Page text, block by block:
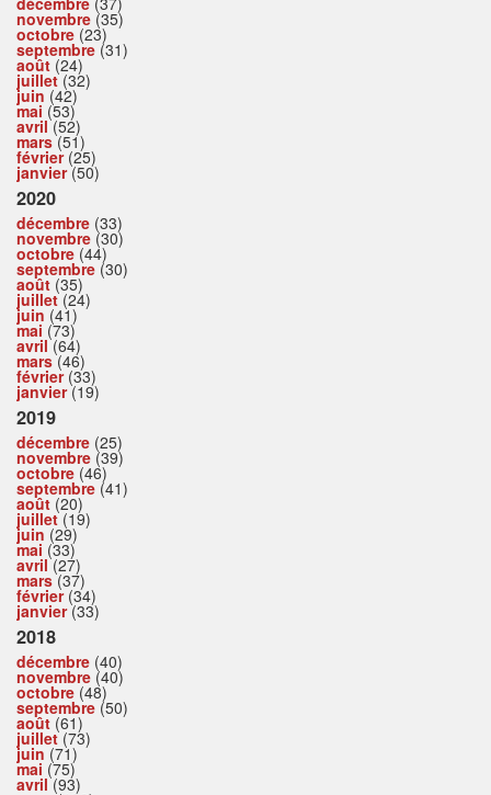
novembre (35)
octobre (23)
septembre (31)
août (24)
juillet(32)
juin (42)
mai (53)
avril(52)
mars(51)
février(25)
janvier(50)
2020
décembre (33)
novembre (30)
octobre (44)
septembre (30)
août (35)
juillet(24)
juin (41)
mai (73)
avril(64)
mars(46)
février(33)
janvier(19)
2019
décembre (25)
novembre (39)
octobre (46)
septembre (41)
août (20)
juillet(19)
juin (29)
mai (33)
avril(27)
mars(37)
février(34)
janvier(33)
2018
décembre (40)
novembre (40)
octobre (48)
septembre (50)
août (61)
juillet(73)
juin (71)
mai (75)
avril(93)